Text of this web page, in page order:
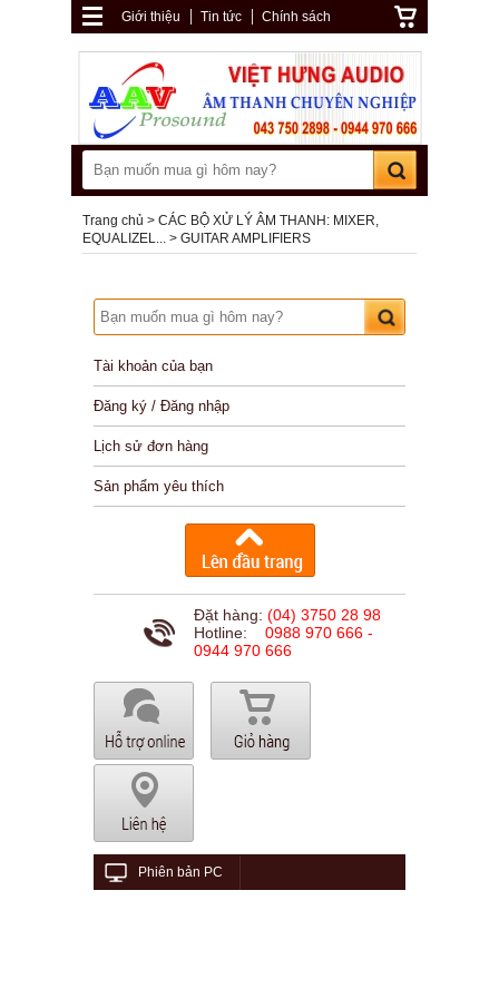
Giới thiệu Tin tức Chính sách
Trang chủ
CÁC BỘ XỬ LÝ ÂM THANH: MIXER,
EQUALIZEL...
GUITAR AMPLIFIERS
Tài khoản của bạn
Đăng ký / Đăng nhập
Lịch sử đơn hàng
Sản phẩm yêu thích
Đặt hàng: (04) 3750 28 98
Hotline: 0988 970 666 -
0944 970 666
Phiên bản PC